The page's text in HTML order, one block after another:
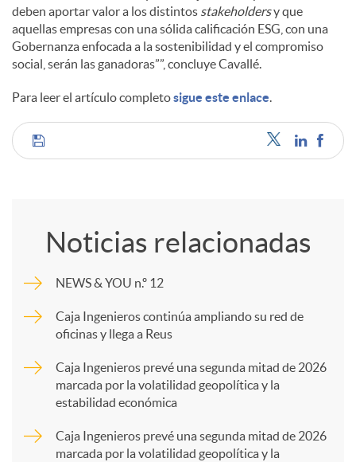
deben aportar valor a los distintos stakeholdersy que
aquellas empresas con una sólida calificación ESG, con una
Gobernanza enfocada a la sostenibilidad y el compromiso
social, serán las ganadoras””, concluye Cavallé.
Para leer el artículo completosigue este enlace
C
p
a
Noticias relacionadas
NEWS & YOU n.º 12
Caja Ingenieros continúa ampliando su red de
oficinas y llega a Reus
Caja Ingenieros prevé una segunda mitad de 2026
marcada por la volatilidad geopolítica y la
estabilidad económica
Caja Ingenieros prevé una segunda mitad de 2026
marcada por la volatilidad geopolítica y la